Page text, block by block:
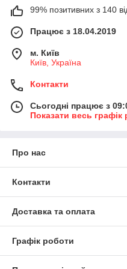
99% позитивних з 140
Працює з 18.04.2019
м. Київ
Київ, Україна
Контакти
Сьогодні працює з
Показати весь графік
Про нас
Контакти
Доставка та оплата
Графік роботи